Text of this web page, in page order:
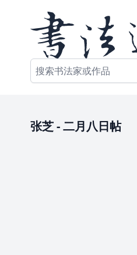
张芝-二月八日帖